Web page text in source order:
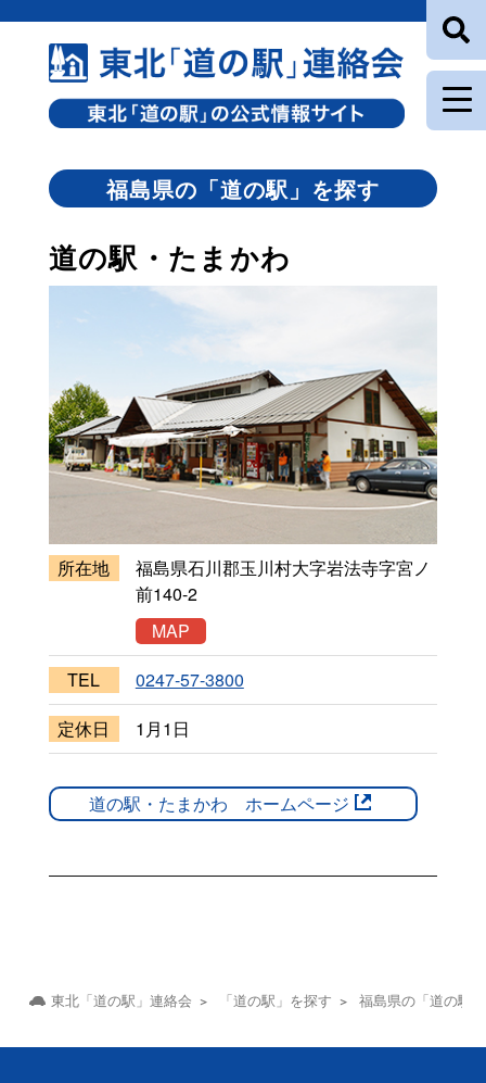
福島県の「道の駅」を探す
道の駅・たまかわ
所在地
福島県石川郡玉川村大字岩法寺字宮ノ
前140-2
MAP
TEL
0247-57-3800
定休日
1月1日
道の駅・たまかわ ホームページ
東北「道の駅」連絡会 「道の駅」を探す 福島県の「道の駅」